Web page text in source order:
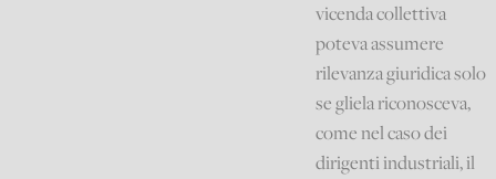
vicenda collettiva
poteva assumere
rilevanza giuridica solo
se gliela riconosceva,
come nel caso dei
dirigenti industriali, il